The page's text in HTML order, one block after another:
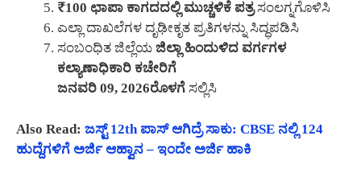
₹100 ಛಾಪಾ ಕಾಗದದಲ್ಲಿ ಮುಚ್ಚಳಿಕೆ ಪತ್ರಸಂಲಗ್ನಗೊಳಿಸಿ
ಎಲ್ಲಾ ದಾಖಲೆಗಳ ದೃಢೀಕೃತ ಪ್ರತಿಗಳನ್ನು ಸಿದ್ಧಪಡಿಸಿ
ಸಂಬಂಧಿತ ಜಿಲ್ಲೆಯ ಜಿಲ್ಲಾ ಹಿಂದುಳಿದ ವರ್ಗಗಳ
ಕಲ್ಯಾಣಾಧಿಕಾರಿ ಕಚೇರಿಗೆ
ಜನವರಿ 09, 2026ರೊಳಗೆ ಸಲ್ಲಿಸಿ
Also Read: ಜಸ್ಟ್ 12th ಪಾಸ್ ಆಗಿದ್ರೆ ಸಾಕು: CBSE ನಲ್ಲಿ 124
ಹುದ್ದೆಗಳಿಗೆ ಅರ್ಜಿ ಆಹ್ವಾನ – ಇಂದೇ ಅರ್ಜಿ ಹಾಕಿ